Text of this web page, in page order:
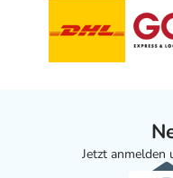
Jetzt anmelden